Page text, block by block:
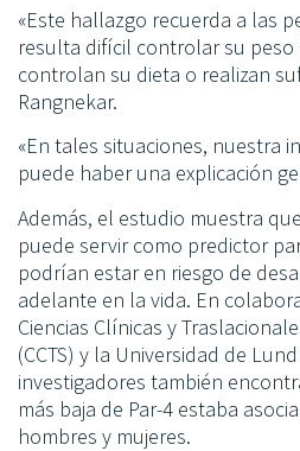
«Este hallazgo recuerda a las
resulta difícil controlar su
controlan su dieta o realizan
Rangnekar.
«En tales situaciones, nuestra
puede haber una explicación
Además, el estudio muestra
puede servir como predictor
podrían estar en riesgo de
adelante en la vida. En
Ciencias Clínicas y
(CCTS) y la Universidad de
investigadores también
más baja de Par-4 estaba
hombres y mujeres.